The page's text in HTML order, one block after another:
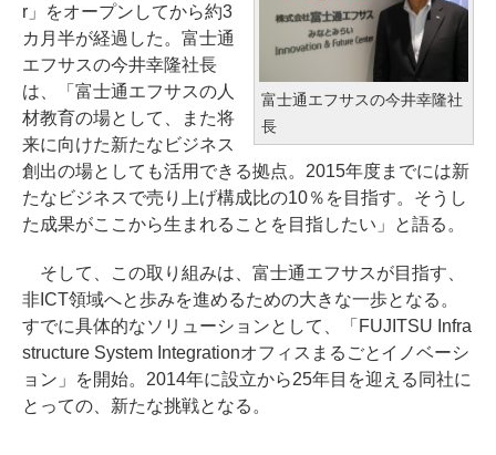
富士通エフサスの今井幸隆社
長
r」をオープンしてから約3
カ月半が経過した。富士通
エフサスの今井幸隆社長
は、「富士通エフサスの人
材教育の場として、また将
来に向けた新たなビジネス
創出の場としても活用できる拠点。2015年度までには新
たなビジネスで売り上げ構成比の10％を目指す。そうし
た成果がここから生まれることを目指したい」と語る。
そして、この取り組みは、富士通エフサスが目指す、
非ICT領域へと歩みを進めるための大きな一歩となる。
すでに具体的なソリューションとして、「FUJITSU Infra
structure System Integrationオフィスまるごとイノベーシ
ョン」を開始。2014年に設立から25年目を迎える同社に
とっての、新たな挑戦となる。